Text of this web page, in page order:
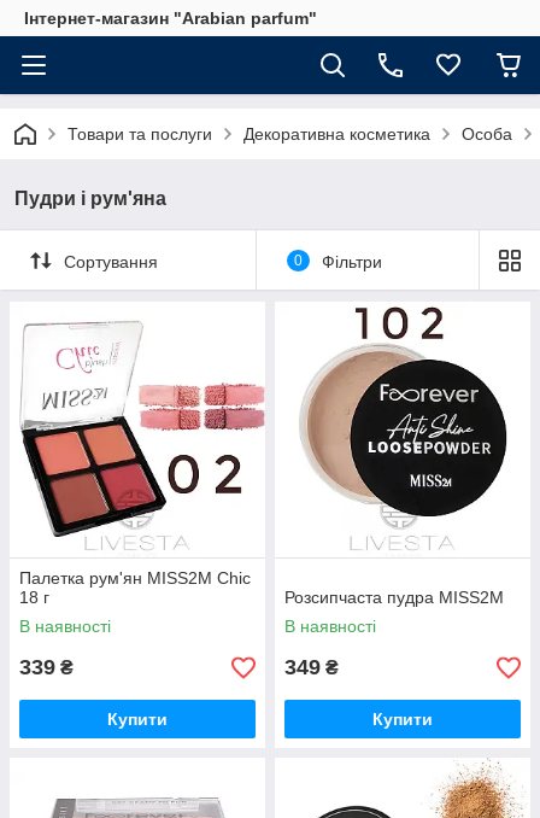
Інтернет-магазин "Arabian parfum"
Товари та послуги Декоративна косметика Особа
Пудри і рум'яна
Сортування 0 Фільтри
Палетка рум'ян MISS2M Chic
18 г
В наявності
339 ₴
Купити
Розсипчаста пудра MISS2M
В наявності
349 ₴
Купити